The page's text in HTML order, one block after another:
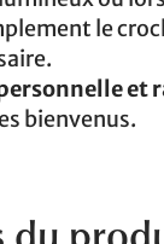
le
et
bienvenus.